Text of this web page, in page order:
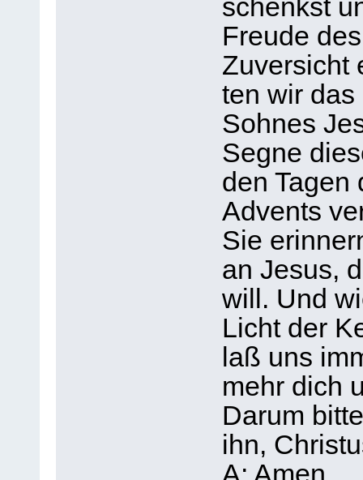
schenkst
Freude
Zuversicht
ten wir
Sohnes
Segne
den Tagen
Advents
Sie
an Jesus,
will. Und
Licht der
laß uns
mehr dich
Darum
ihn,